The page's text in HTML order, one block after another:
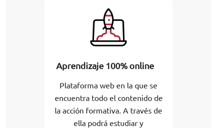
Aprendizaje 100% online
Plataforma web en la que se
encuentra todo el contenido de
la acción formativa. A través de
ella podrá estudiar y